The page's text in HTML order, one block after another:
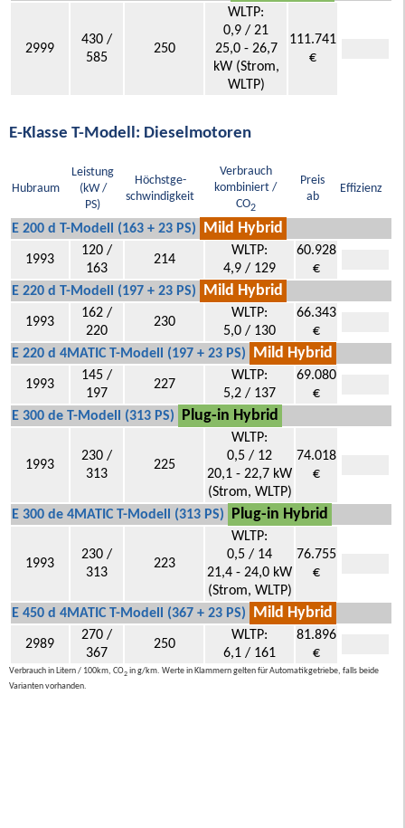
2999
430 /
585
250
WLTP:
0,9 / 21
25,0 - 26,7
kW (Strom,
WLTP)
111.741
€
E-Klasse T-Modell: Dieselmotoren
Hubraum
Leistung
(kW /
PS)
Höchstge-
schwindigkeit
Verbrauch
kombiniert /
CO2
Preis
ab
Effizienz
E 200 d T-Modell (163 + 23 PS) Mild Hybrid
1993
120 /
163
214
WLTP:
4,9 / 129
60.928
€
E 220 d T-Modell (197 + 23 PS)
Mild Hybrid
1993
162 /
220
230
WLTP:
5,0 / 130
66.343
€
E 220 d 4MATIC T-Modell (197 + 23 PS)
Mild Hybrid
1993
145 /
197
227
WLTP:
5,2 / 137
69.080
€
E 300 de T-Modell (313 PS)
Plug-in Hybrid
1993
230 /
313
225
WLTP:
0,5 / 12
20,1 - 22,7 kW
(Strom, WLTP)
74.018
€
E 300 de 4MATIC T-Modell (313 PS) Plug-in Hybrid
1993
230 /
313
223
WLTP:
0,5 / 14
21,4 - 24,0 kW
(Strom, WLTP)
76.755
€
E 450 d 4MATIC T-Modell (367 + 23 PS) Mild Hybrid
2989
270 /
367
250
WLTP:
6,1 / 161
81.896
€
Verbrauch in Litern / 100km, CO2 in g/km. Werte in Klammern gelten für Automatikgetriebe, falls beide
Varianten vorhanden.